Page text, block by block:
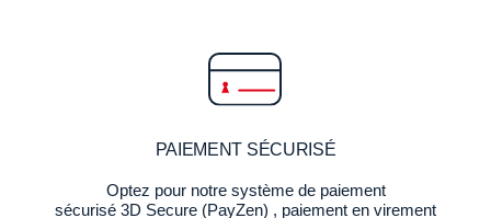
PAIEMENT SÉCURISÉ
Optez pour notre système de paiement
sécurisé 3D Secure (PayZen) , paiement en virement